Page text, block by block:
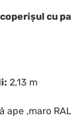
cu
2,13 m
ape ,maro